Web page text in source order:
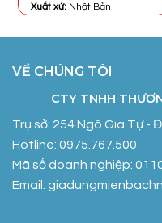
Xuất xứ: Nhật Bản
VỀ CHÚNG TÔI
CTY TNHH
Trụ sở: 254 Ngô Gia Tự -
Hotline: 0975.767.500
Mã số doanh nghiệp:
Email: